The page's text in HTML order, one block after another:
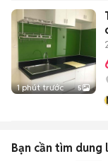
1 phút trước 5
Bạn cần tìm dung